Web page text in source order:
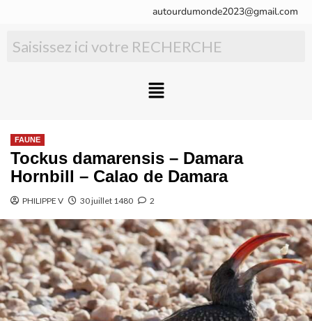
autourdumonde2023@gmail.com
FAUNE
Tockus damarensis – Damara
Hornbill – Calao de Damara
PHILIPPE V 30 juillet 1480 2